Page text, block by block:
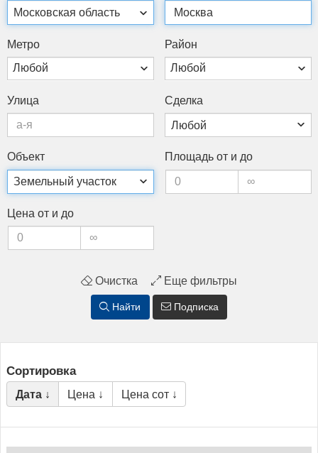
Мет­ро
Любой
Рай­он
Любой
Ули­ца Сдел­ка
Объ­ект Пло­щадь от и до
Це­на от и до
Очистка Еще фильтры
Найти Подписка
Сортировка
Дата ↓ Цена ↓ Цена сот ↓